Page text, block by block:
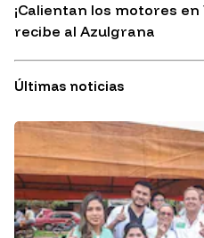
¡Calientan los motores en
recibe al Azulgrana
Últimas noticias